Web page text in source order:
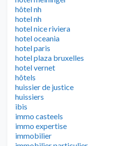
hôtel nh
hotel nh
hotel nice riviera
hotel oceania
hotel paris
hotel plaza bruxelles
hotel vernet
hôtels
huissier de justice
huissiers
ibis
immo casteels
immo expertise
immobilier